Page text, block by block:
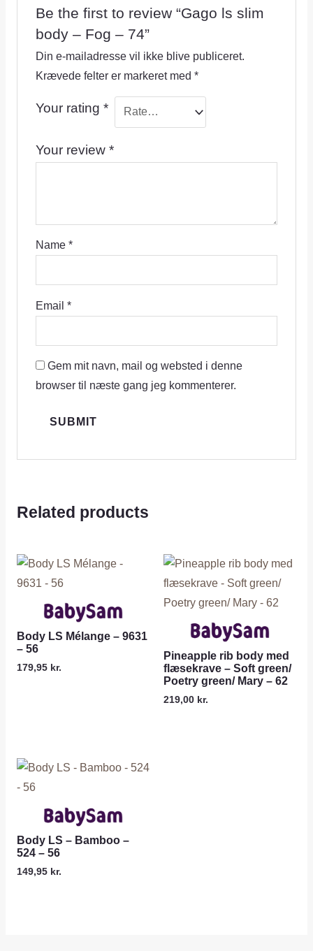
Be the first to review “Gago ls slim
body – Fog – 74”
Din e-mailadresse vil ikke blive publiceret.
Krævede felter er markeret med *
Your rating *
Your review *
Name *
Email *
Gem mit navn, mail og websted i denne
browser til næste gang jeg kommenterer.
Related products
Body LS Mélange – 9631
– 56
179,95 kr.
Pineapple rib body med
flæsekrave – Soft green/
Poetry green/ Mary – 62
219,00 kr.
Body LS – Bamboo –
524 – 56
149,95 kr.